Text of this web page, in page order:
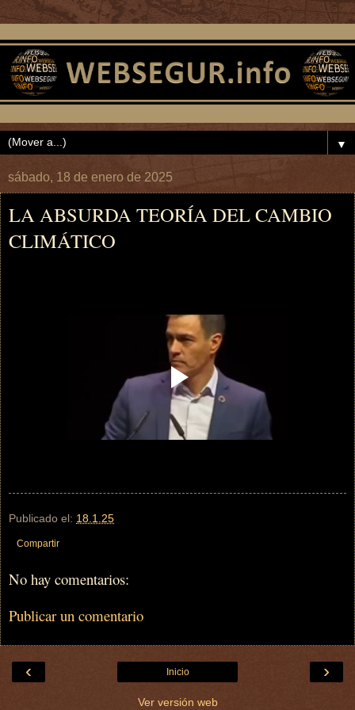
▼
sábado, 18 de enero de 2025
LA ABSURDA TEORÍA DEL CAMBIO
CLIMÁTICO
Publicado el: 18.1.25
Compartir
No hay comentarios:
Publicar un comentario
‹ ›
Inicio
Ver versión web